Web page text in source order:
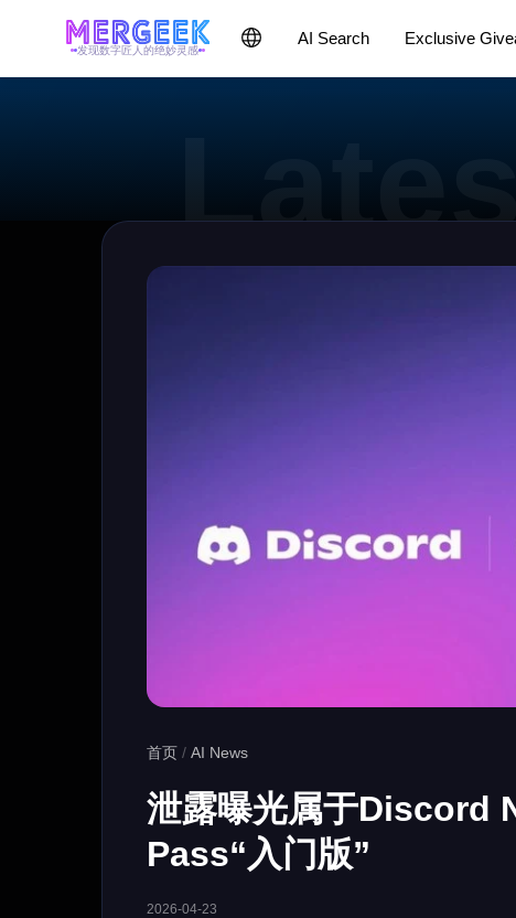
发现数字匠人的绝妙灵感
AI Search Exclusive
首页 / AI News
泄露曝光属于Discord
Pass“入门版”
2026-04-23